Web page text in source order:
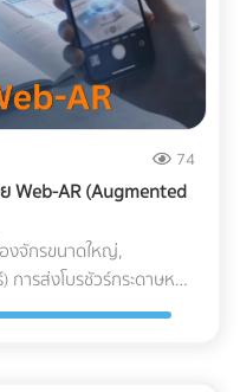
งประเมิน "ความสูญเสีย"
ซึ่งมักจะประกอบไปด้วย 3
: วัตถุดิบที่ต้องเททิ้ง
งงานพลาสติก อาหาร
ายพานหยุดกะทันหัน
ยและกลายเป็นของเสีย
ระบบ (Downtime &
ลว่ากลับมาผลิตต่อได้ใน
รือเตาอบ ต้องใช้เวลา
าจกินเวลาเป็นชั่วโมง ค่า
การสะดุดของ
74
Web-AR (Augmented
งจักรขนาดใหญ่,
ารส่งโบรชัวร์กระดาษหนา
ยะ ในยุคที่คู่แข่งต่างนำ